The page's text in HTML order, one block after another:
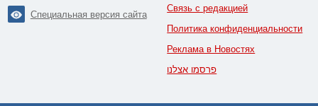
Специальная версия сайта
Связь с редакцией
Политика конфиденциальности
Реклама в Новостях
פרסמו אצלנו